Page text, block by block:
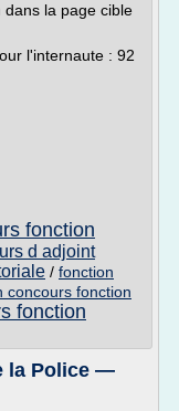
dans la page cible
l'internaute : 92
fonction
d adjoint
/ fonction
concours fonction
fonction
la Police —